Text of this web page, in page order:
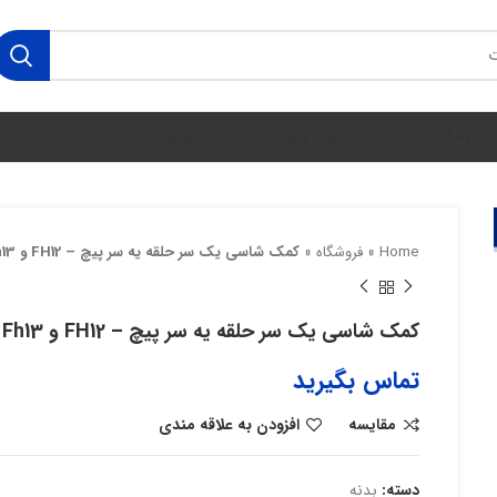
Home
»فروشگاه »کمک شاسی یک سر حلقه یه سر پیچ – FH12 و Fh13
کمک شاسی یک سر حلقه یه سر پیچ – FH12 و Fh13
تماس بگیرید
مقایسه افزودن به علاقه مندی
دسته: بدنه